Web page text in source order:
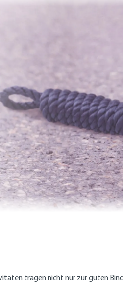
tragen nicht nur zur guten